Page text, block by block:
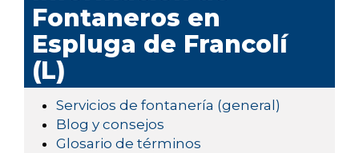
Fontaneros en
Espluga de Francolí
(L)
Servicios de fontanería (general)
Blog y consejos
Glosario de términos